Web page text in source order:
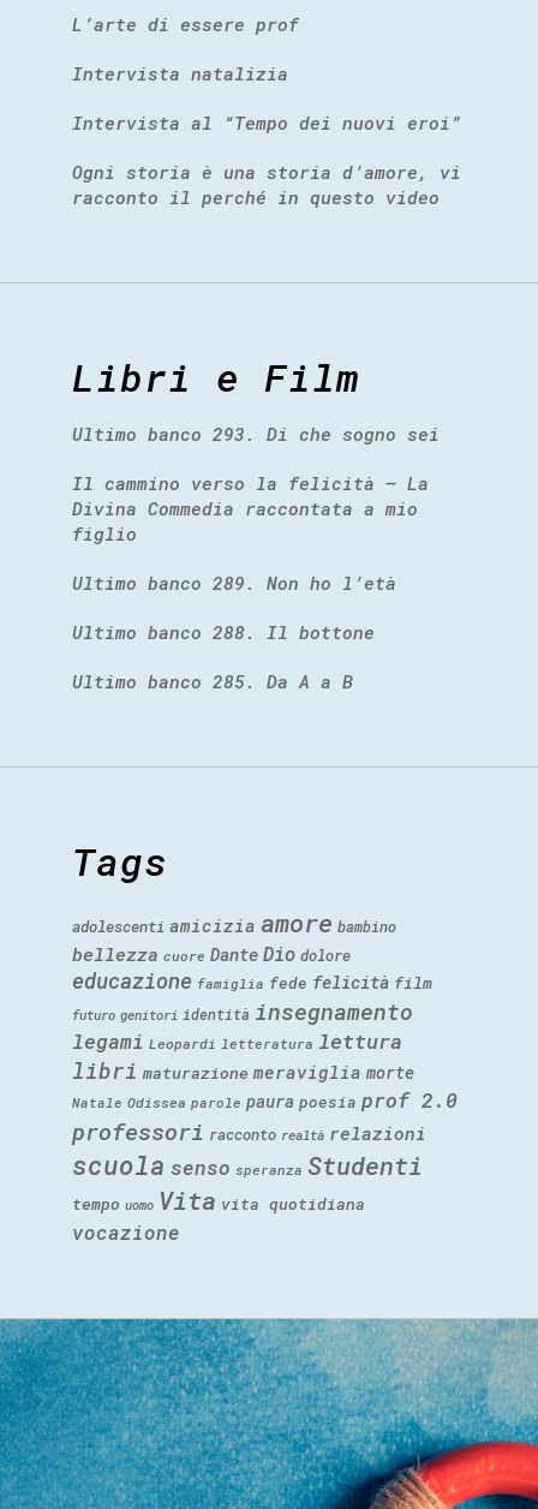
L’arte di essere prof
Intervista natalizia
Intervista al “Tempo dei nuovi eroi”
Ogni storia è una storia d’amore, vi
racconto il perché in questo video
Libri e Film
Ultimo banco 293. Di che sogno sei
Il cammino verso la felicità – La
Divina Commedia raccontata a mio
figlio
Ultimo banco 289. Non ho l’età
Ultimo banco 288. Il bottone
Ultimo banco 285. Da A a B
Tags
adolescenti amicizia amore bambino
bellezza cuore Dante Dio dolore
educazione famiglia fede felicità film
futuro genitori identità insegnamento
legami Leopardi letteratura lettura
libri maturazione meraviglia morte
Natale Odissea parole paura poesia prof 2.0
professori racconto realtà relazioni
scuola senso speranza Studenti
tempo uomo Vita vita quotidiana
vocazione